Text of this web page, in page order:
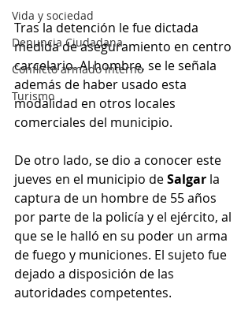
Vida y sociedad
Denuncia Ciudadana
Conflicto armado interno
Turismo
Tras la detención le fue dictada
medida de aseguramiento en centro
carcelario. Al hombre, se le señala
además de haber usado esta
modalidad en otros locales
comerciales del municipio.
De otro lado, se dio a conocer este
jueves en el municipio de Salgar la
captura de un hombre de 55 años
por parte de la policía y el ejército, al
que se le halló en su poder un arma
de fuego y municiones. El sujeto fue
dejado a disposición de las
autoridades competentes.